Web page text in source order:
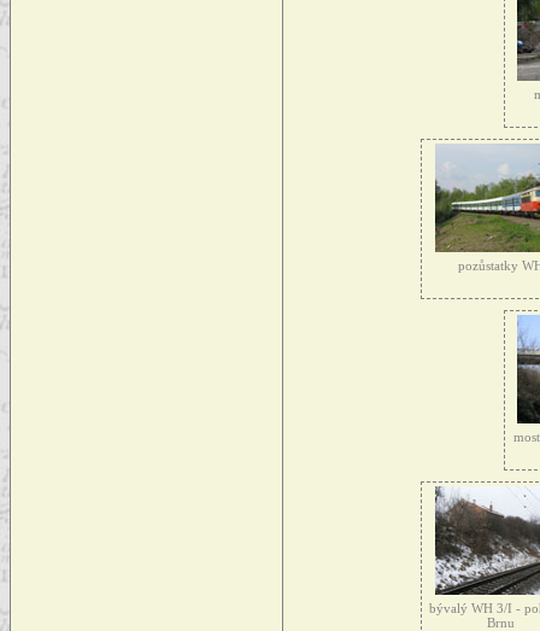
pozůstatky
bývalý WH 3/I -
Brnu